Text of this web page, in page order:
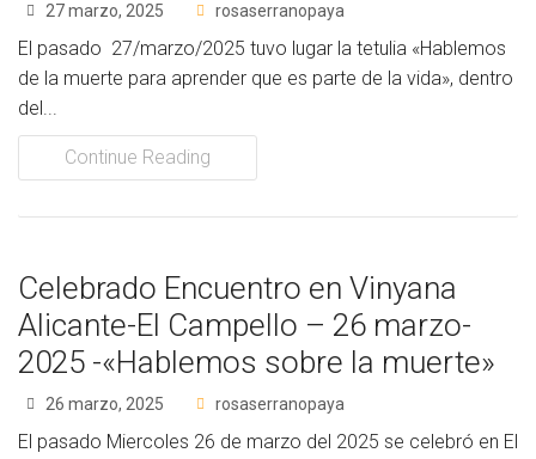
27 marzo, 2025 rosaserranopaya
El pasado 27/marzo/2025 tuvo lugar la tetulia «Hablemos
de la muerte para aprender que es parte de la vida», dentro
del...
Continue Reading
Celebrado Encuentro en Vinyana
Alicante-El Campello – 26 marzo-
2025 -«Hablemos sobre la muerte»
26 marzo, 2025 rosaserranopaya
El pasado Miercoles 26 de marzo del 2025 se celebró en El